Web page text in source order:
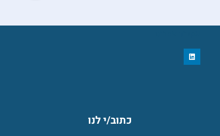
L
i
n
כתוב/י לנו